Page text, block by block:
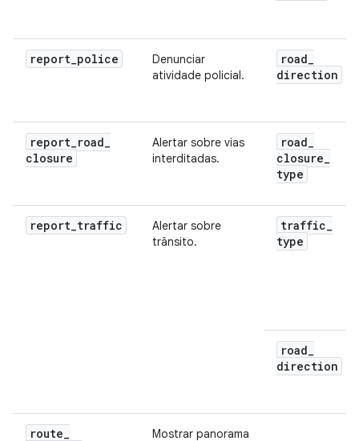
report police
Denunciar
atividade policial.
road
direction
report road
closure
Alertar sobre vias
interditadas.
road
closure
type
report_traffic
Alertar sobre
trânsito.
traffic
type
road
direction
route Mostrar panorama